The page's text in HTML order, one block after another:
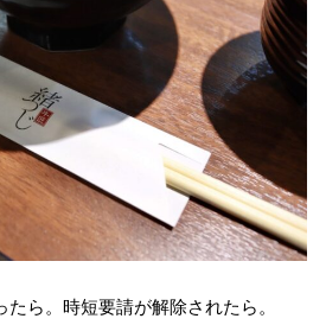
ら。時短要請が解除されたら。